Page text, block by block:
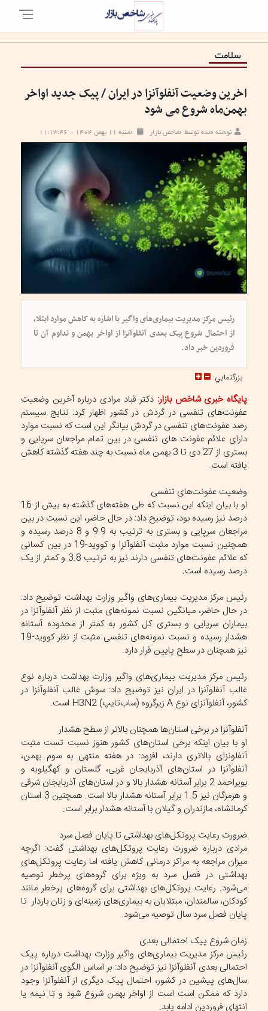
سلامت
اخرین وضعیت آنفلوآنزا در ایران / پیک جدید اواخر
بهمن‌ماه شروع می شود
نوشته شده توسط: شاخص بازار شنبه ۱۱ بهمن ۱۴۰۴ - ۱۱:۱۳:۴۶
رئیس مرکز مدیریت بیماری‌های واگیر با اشاره به کاهش موارد ابتلا،
از احتمال شروع پیک بعدی آنفلوآنزا از اواخر بهمن و تداوم آن تا
فروردین خبر داد.
بزرگنمايي:
پایگاه خبری شاخص بازار: دکتر قباد مرادی درباره آخرین وضعیت
عفونت‌های تنفسی در گردش در کشور اظهار کرد: نتایج سیستم
رصد عفونت‌های تنفسی در گردش بیانگر این است که نسبت موارد
دارای علائم عفونت های تنفسی در بین تمام مراجعان سرپایی و
بستری از 27 دی تا 3 بهمن ماه نسبت به چند هفته گذشته کاهش
یافته است.
وضعیت عفونت‌های تنفسی
او با بیان اینکه این نسبت که طی هفته‌های گذشته به بیش از 16
درصد نیز رسیده بود، توضیح داد: در حال حاضر، این نسبت در بین
مراجعان سرپایی و بستری به ترتیب به 9.9 و 8 درصد رسیده و
همچنین نسبت موارد مثبت آنفلوآنزا و کووید-19 در بین کسانی
که علائم عفونت‌های تنفسی دارند نیز به ترتیب 3.8 و کمتر از یک
درصد رسیده است.
رئیس مرکز مدیریت بیماری‌های واگیر وزارت بهداشت توضیح داد:
در حال حاضر، میانگین نسبت نمونه‌های مثبت از نظر آنفلوآنزا در
بیماران سرپایی و بستری کل کشور به کمتر از محدوده آستانه
هشدار رسیده و نسبت نمونه‌های تنفسی مثبت از نظر کووید-19
نیز همچنان در سطح پایین قرار دارد.
رئیس مرکز مدیریت بیماری‌های واگیر وزارت بهداشت درباره نوع
غالب آنفلوآنزا در ایران نیز توضیح داد: سوش غالب آنفلوآنزا در
کشور، آنفلوآنزای نوع A زیرگروه (ساب‌تایپ) H3N2 است.
آنفلوآنزا در برخی استان‌ها همچنان بالاتر از سطح هشدار
او با بیان اینکه برخی استان‌های کشور هنوز نسبت تست مثبت
آنفلونزای بالاتری دارند، افزود: در هفته منتهی به سوم بهمن،
آنفلوآنزا در استان‌های آذربایجان غربی، گلستان و کهگیلویه و
بویراحمد 2 برابر آستانه هشدار بالا و در استان‌های آذربایجان شرقی
و هرمزگان نیز 1.5 برابر آستانه هشدار بالا است. همچنین 3 استان
کرمانشاه، مازندران و گیلان با آستانه هشدار برابر است.
ضرورت رعایت پروتکل‌های بهداشتی تا پایان فصل سرد
مرادی درباره ضرورت رعایت پروتکل‌های بهداشتی گفت: اگرچه
میزان مراجعه به مراکز درمانی کاهش یافته اما رعایت پروتکل‌های
بهداشتی در فصل سرد به ویژه برای گروه‌های پرخطر توصیه
می‌شود. رعایت پروتکل‌های بهداشتی برای گروه‌های پرخطر مانند
کودکان، سالمندان، مبتلایان به بیماری‌های زمینه‌ای و زنان باردار تا
پایان فصل سرد سال توصیه می‌شود.
زمان شروع پیک احتمالی بعدی
رئیس مرکز مدیریت بیماری‌های واگیر وزارت بهداشت درباره پیک
احتمالی بعدی آنفلوآنزا نیز توضیح داد: بر اساس الگوی آنفلوآنزا در
سال‌های پیشین در کشور، احتمال پیک دیگری از آنفلوآنزا وجود
دارد که ممکن است است از اواخر بهمن شروع شود و تا نیمه یا
انتهای فروردین ادامه یابد.